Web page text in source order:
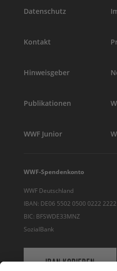
Datenschutz
Kontakt
Hinweisgeber
Publikationen
WWF Junior
WWF-Spendenkonto
WWF Deutschland
IBAN: DE06 5502 0500 0222
BIC: BFSWDE33MNZ
SozialBank
IBAN KOPIEREN